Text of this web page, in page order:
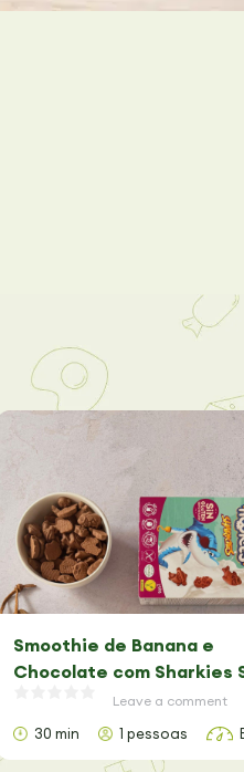
Smoothie de Banana e
Chocolate com Sharkies
Leave a comment
30 min 1 pessoas